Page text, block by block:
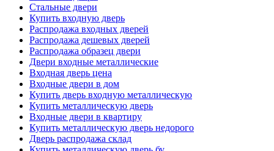
Стальные двери
Купить входную дверь
Распродажа входных дверей
Распродажа дешевых дверей
Распродажа образец двери
Двери входные металлические
Входная дверь цена
Входные двери в дом
Купить дверь входную металлическую
Купить металлическую дверь
Входные двери в квартиру
Купить металлическую дверь недорого
Дверь распродажа склад